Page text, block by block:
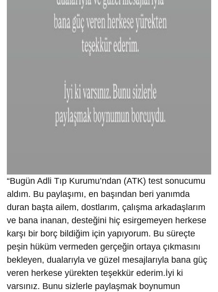
“Bugün Adli Tıp Kurumu’ndan (ATK) test sonucumu
aldım. Bu paylaşımı, en başından beri yanımda
duran başta ailem, dostlarım, çalışma arkadaşlarım
ve bana inanan, desteğini hiç esirgemeyen herkese
karşı bir borç bildiğim için yapıyorum. Bu süreçte
peşin hüküm vermeden gerçeğin ortaya çıkmasını
bekleyen, dualarıyla ve güzel mesajlarıyla bana güç
veren herkese yürekten teşekkür ederim.İyi ki
varsınız. Bunu sizlerle paylaşmak boynumun